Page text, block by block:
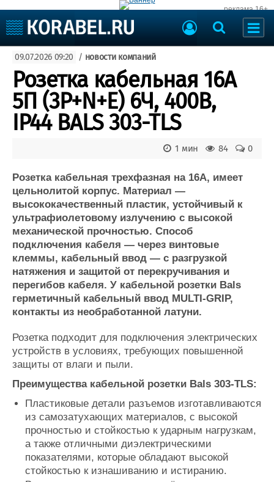
реклама 16+
Судоходство
Судоремонт
События
Пресс-релизы
Порты
Рыболовство
ВМФ
Судостроение
Пульс
Новости
Компании
Работа
Крюинг
Журнал
Реклама
Торговая площадка
Доска объявлений
Продажа флота
Оборудование
Материалы
Услуги
Конференции
Выставки и семинары
Личности
Словарь
Флот
Галерея флота
Отзывы
09.07.2026 09:20 / новости компаний
Розетка кабельная 16А
5П (3P+N+E) 6Ч, 400В,
IP44 BALS 303-TLS
0
84
1 мин
Розетка кабельная трехфазная на 16А, имеет
цельнолитой корпус. Материал —
высококачественный пластик, устойчивый к
ультрафиолетовому излучению с высокой
механической прочностью. Способ
подключения кабеля — через винтовые
клеммы, кабельный ввод — с разгрузкой
натяжения и защитой от перекручивания и
перегибов кабеля. У кабельной розетки Bals
герметичный кабельный ввод MULTI-GRIP,
контакты из необработанной латуни.
Розетка подходит для подключения электрических
устройств в условиях, требующих повышенной
защиты от влаги и пыли.
Преимущества кабельной розетки Bals 303-TLS:
Пластиковые детали разъемов изготавливаются
из самозатухающих материалов, с высокой
прочностью и стойкостью к ударным нагрузкам,
а также отличными диэлектрическими
показателями, которые обладают высокой
стойкостью к изнашиванию и истиранию.